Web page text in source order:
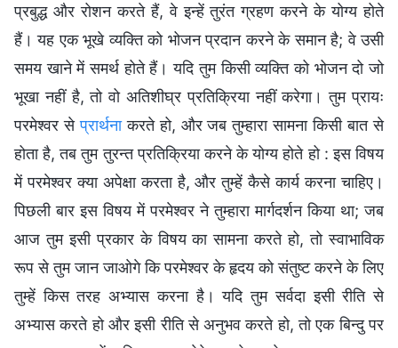
प्रबुद्ध और रोशन करते हैं, वे इन्हें तुरंत ग्रहण करने के योग्य होते
हैं। यह एक भूखे व्यक्ति को भोजन प्रदान करने के समान है; वे उसी
समय खाने में समर्थ होते हैं। यदि तुम किसी व्यक्ति को भोजन दो जो
भूखा नहीं है, तो वो अतिशीघ्र प्रतिक्रिया नहीं करेगा। तुम प्रायः
परमेश्वर सेप्रार्थनाकरते हो, और जब तुम्हारा सामना किसी बात से
होता है, तब तुम तुरन्त प्रतिक्रिया करने के योग्य होते हो : इस विषय
में परमेश्वर क्या अपेक्षा करता है, और तुम्हें कैसे कार्य करना चाहिए।
पिछली बार इस विषय में परमेश्वर ने तुम्हारा मार्गदर्शन किया था; जब
आज तुम इसी प्रकार के विषय का सामना करते हो, तो स्वाभाविक
रूप से तुम जान जाओगे कि परमेश्वर के हृदय को संतुष्ट करने के लिए
तुम्हें किस तरह अभ्यास करना है। यदि तुम सर्वदा इसी रीति से
अभ्यास करते हो और इसी रीति से अनुभव करते हो, तो एक बिन्दु पर